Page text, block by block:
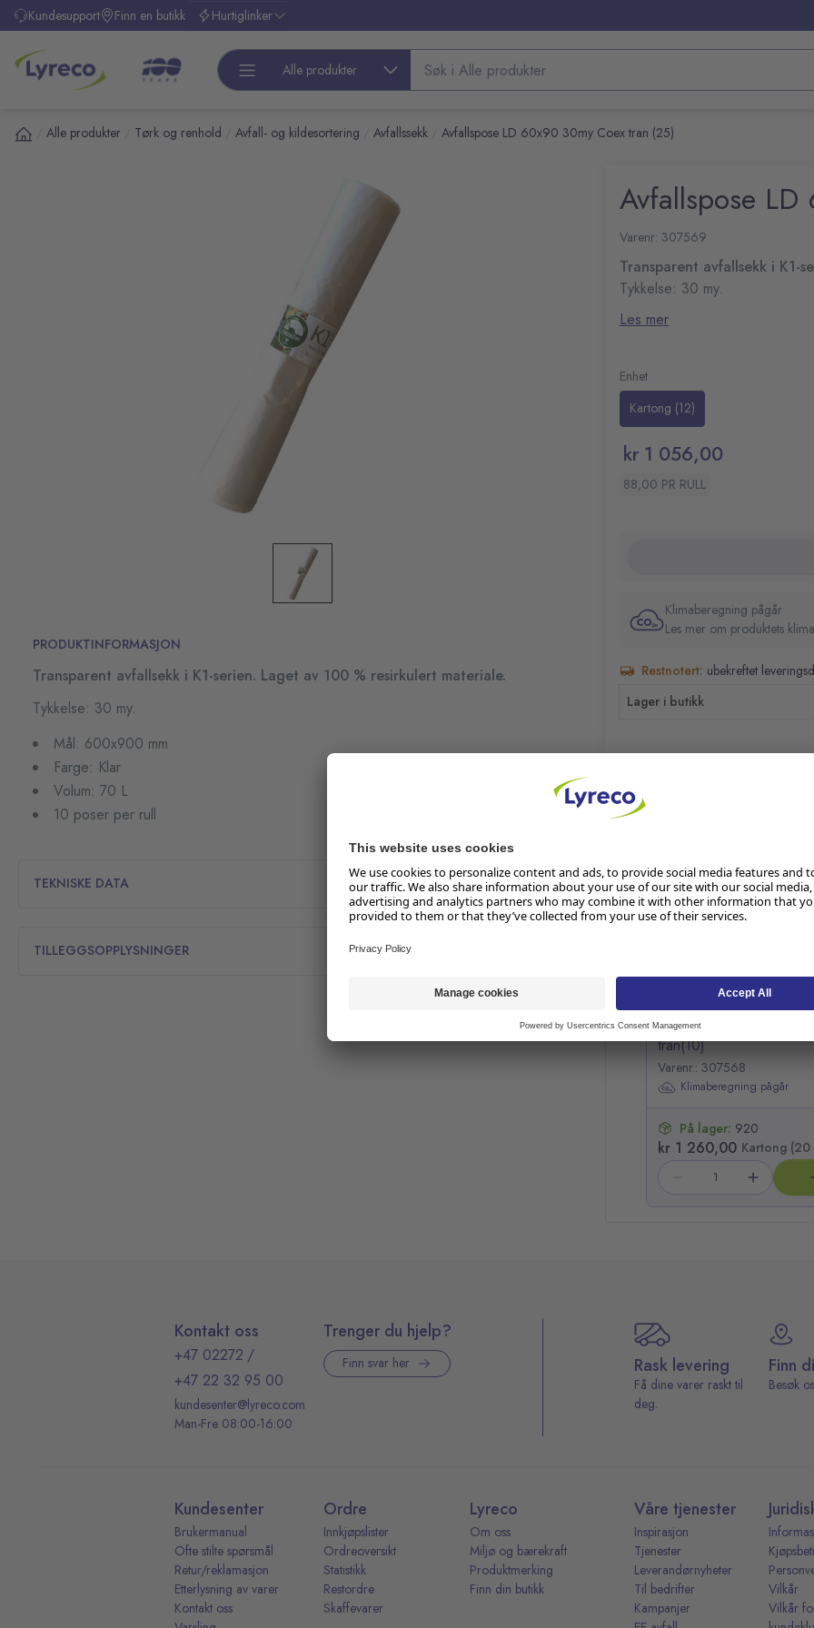
hovedinnhold
Kundesupport Finn en butikk Hurtiglinker
Alle produkter Søk etter produkter
Alle produkter Tørk og renhold Avfall- og kildesortering Avfallssekk Avfallspose LD 60x90 30my Coex tran (25)
PRODUKTINFORMASJON
Transparent avfallsekk i K1-serien. Laget av 100 % resirkulert materiale.
Tykkelse: 30 my.
Mål: 600x900 mm
Farge: Klar
Volum: 70 L
10 poser per rull
TEKNISKE DATA
TILLEGGSOPPLYSNINGER
Avfallspose
Varenr: 307569
Transparent avfallsekk i K1-
Tykkelse: 30 my.
Farge: Klar
Les mer
Enhet
Kartong (12)
kr 1 056,00
88,00 PR RULL
Klimaberegning pågår
Les mer om produktets
Restnotert: ubekreftet
Lager i butikk
RELATERTE PRODUKTER
Avfallssekk LD 75x115
tran(10)
Varenr.: 307568
Klimaberegning pågår
På lager: 920
kr 1 260,00 Kartong
Kontakt oss
+47 02272 /
+47 22 32 95 00
kundesenter@lyreco.com
Man-Fre 08:00-16:00
Trenger du hjelp?
Finn svar her Rask levering
Få dine varer raskt til
deg.
Finn
Besøk
Kundesenter
Brukermanual
Ofte stilte spørsmål
Retur/reklamasjon
Etterlysning av varer
Kontakt oss
Ordre
Innkjøpslister
Ordreoversikt
Statistikk
Restordre
Skaffevarer
Lyreco
Om oss
Miljø og bærekraft
Produktmerking
Finn din butikk
Våre tjenester
Inspirasjon
Tjenester
Leverandørnyheter
Til bedrifter
Kampanjer
Vilkår
Vilkår